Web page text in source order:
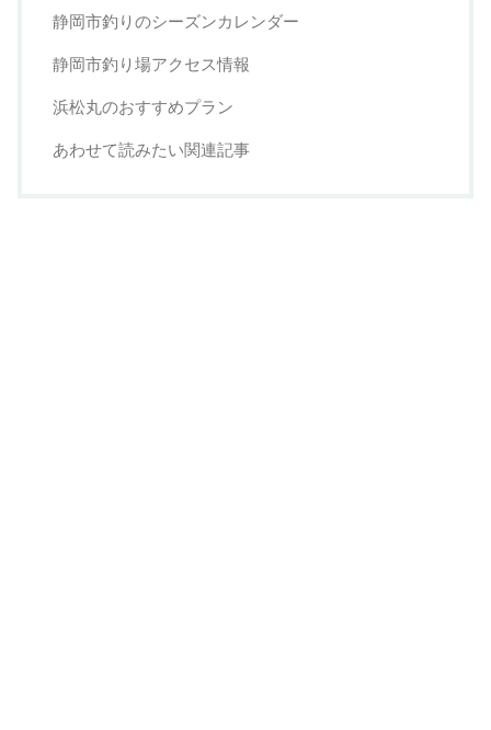
静岡市釣りのシーズンカレンダー
静岡市釣り場アクセス情報
浜松丸のおすすめプラン
あわせて読みたい関連記事